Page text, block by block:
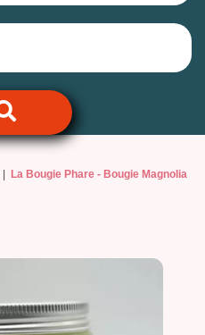
La Bougie Phare - Bougie Magnolia